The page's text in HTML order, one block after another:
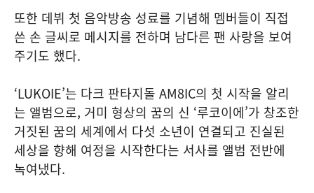
또한 데뷔 첫 음악방송 성료를 기념해 멤버들이 직접
쓴 손 글씨로 메시지를 전하며 남다른 팬 사랑을 보여
주기도 했다.
‘LUKOIE’는 다크 판타지돌 AM8IC의 첫 시작을 알리
는 앨범으로, 거미 형상의 꿈의 신 ‘루코이에’가 창조한
거짓된 꿈의 세계에서 다섯 소년이 연결되고 진실된
세상을 향해 여정을 시작한다는 서사를 앨범 전반에
녹여냈다.